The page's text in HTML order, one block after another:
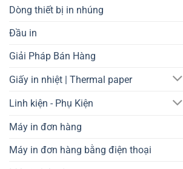
Dòng thiết bị in nhúng
Đầu in
Giải Pháp Bán Hàng
Giấy in nhiệt | Thermal paper
Linh kiện - Phụ Kiện
Máy in đơn hàng
Máy in đơn hàng bằng điện thoại